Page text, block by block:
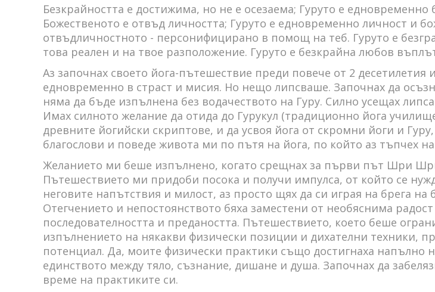
Безкрайността е достижима, но не е осезаема; Гуруто е едновременно
Божественото е отвъд личността; Гуруто е едновременно личност и
отвъдличностното - персонифицирано в помощ на теб. Гуруто е
това реален и на твое разположение. Гуруто е безкрайна любов
Аз започнах своето йога-пътешествие преди повече от 2 десетилетия
едновременно в страст и мисия. Но нещо липсваше. Започнах да
няма да бъде изпълнена без водачеството на Гуру. Силно усещах
Имах силното желание да отида до Гурукул (традиционно йога
древните йогийски скриптове, и да усвоя йога от скромни йоги и
благослови и поведе живота ми по пътя на йога, по който аз тъпчех
Желанието ми беше изпълнено, когато срещнах за първи път Шри
Пътешествието ми придоби посока и получи импулса, от който се
неговите напътствия и милост, аз просто щях да си играя на брега на
Отегчението и непостоянството бяха заместени от необяснима
последователността и предаността. Пътешествието, което беше
изпълнението на някакви физически позиции и дихателни техники,
потенциал. Да, моите физически практики също достигнаха напълно
единството между тяло, съзнание, дишане и душа. Започнах да
време на практиките си.